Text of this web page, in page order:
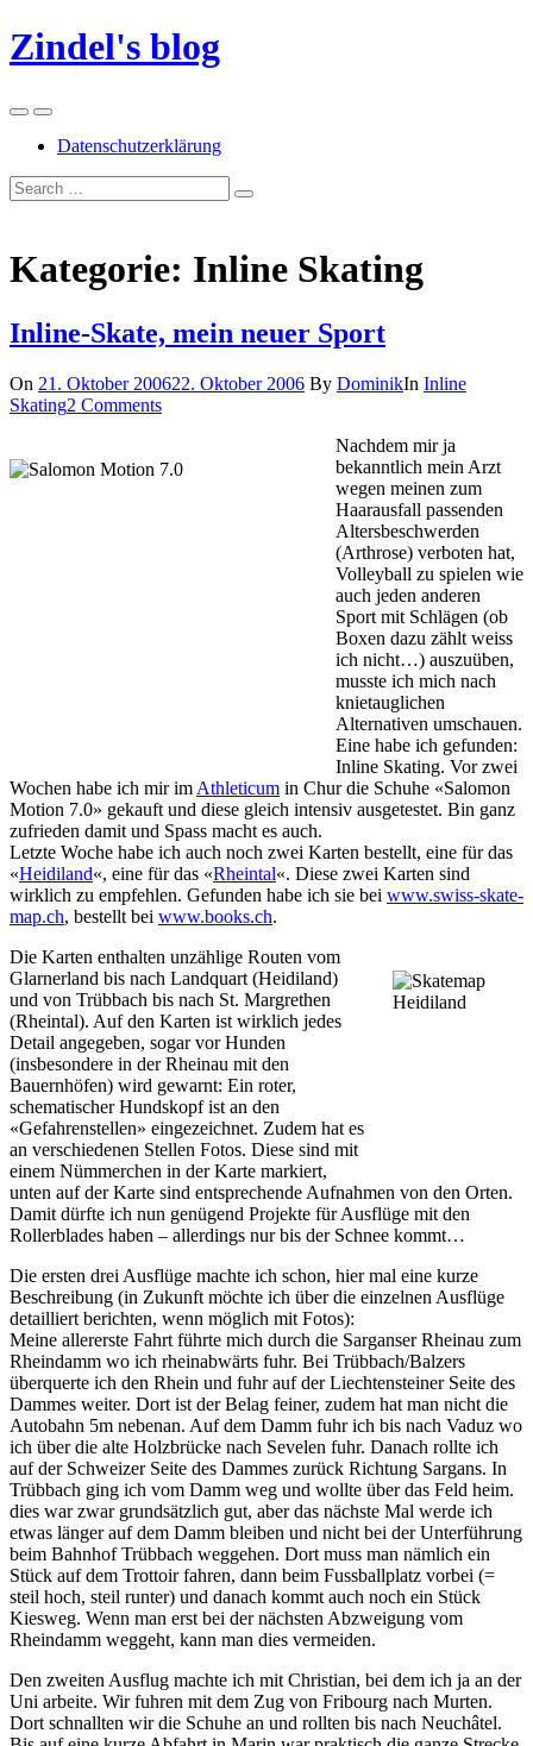
Skip
to
Zindel's blog
MenuSearch
Datenschutzerklärung
Suchen
nach:
Suchen
Kategorie: Inline Skating
Inline-Skate, mein neuer Sport
On 21. Oktober 200622. Oktober 2006 By DominikIn Inline
Skating2 Comments
Nachdem mir ja
bekanntlich mein Arzt
wegen meinen zum
Haarausfall passenden
Altersbeschwerden
(Arthrose) verboten hat,
Volleyball zu spielen wie
auch jeden anderen
Sport mit Schlägen (ob
Boxen dazu zählt weiss
ich nicht…) auszuüben,
musste ich mich nach
knietauglichen
Alternativen umschauen.
Eine habe ich gefunden:
Inline Skating. Vor zwei
Wochen habe ich mir im Athleticum in Chur die Schuhe «Salomon
Motion 7.0» gekauft und diese gleich intensiv ausgetestet. Bin ganz
zufrieden damit und Spass macht es auch.
Letzte Woche habe ich auch noch zwei Karten bestellt, eine für das
«Heidiland«, eine für das «Rheintal«. Diese zwei Karten sind
wirklich zu empfehlen. Gefunden habe ich sie bei www.swiss-skate-
map.ch, bestellt bei www.books.ch.
Die Karten enthalten unzählige Routen vom
Glarnerland bis nach Landquart (Heidiland)
und von Trübbach bis nach St. Margrethen
(Rheintal). Auf den Karten ist wirklich jedes
Detail angegeben, sogar vor Hunden
(insbesondere in der Rheinau mit den
Bauernhöfen) wird gewarnt: Ein roter,
schematischer Hundskopf ist an den
«Gefahrenstellen» eingezeichnet. Zudem hat es
an verschiedenen Stellen Fotos. Diese sind mit
einem Nümmerchen in der Karte markiert,
unten auf der Karte sind entsprechende Aufnahmen von den Orten.
Damit dürfte ich nun genügend Projekte für Ausflüge mit den
Rollerblades haben – allerdings nur bis der Schnee kommt…
Die ersten drei Ausflüge machte ich schon, hier mal eine kurze
Beschreibung (in Zukunft möchte ich über die einzelnen Ausflüge
detailliert berichten, wenn möglich mit Fotos):
Meine allererste Fahrt führte mich durch die Sarganser Rheinau zum
Rheindamm wo ich rheinabwärts fuhr. Bei Trübbach/Balzers
überquerte ich den Rhein und fuhr auf der Liechtensteiner Seite des
Dammes weiter. Dort ist der Belag feiner, zudem hat man nicht die
Autobahn 5m nebenan. Auf dem Damm fuhr ich bis nach Vaduz wo
ich über die alte Holzbrücke nach Sevelen fuhr. Danach rollte ich
auf der Schweizer Seite des Dammes zurück Richtung Sargans. In
Trübbach ging ich vom Damm weg und wollte über das Feld heim.
dies war zwar grundsätzlich gut, aber das nächste Mal werde ich
etwas länger auf dem Damm bleiben und nicht bei der Unterführung
beim Bahnhof Trübbach weggehen. Dort muss man nämlich ein
Stück auf dem Trottoir fahren, dann beim Fussballplatz vorbei (=
steil hoch, steil runter) und danach kommt auch noch ein Stück
Kiesweg. Wenn man erst bei der nächsten Abzweigung vom
Rheindamm weggeht, kann man dies vermeiden.
Den zweiten Ausflug machte ich mit Christian, bei dem ich ja an der
Uni arbeite. Wir fuhren mit dem Zug von Fribourg nach Murten.
Dort schnallten wir die Schuhe an und rollten bis nach Neuchâtel.